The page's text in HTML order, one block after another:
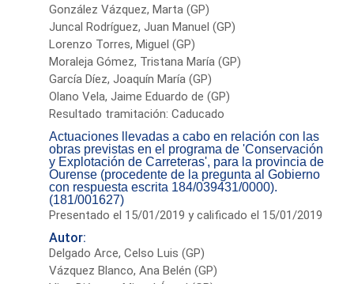
González Vázquez, Marta (GP)
Juncal Rodríguez, Juan Manuel (GP)
Lorenzo Torres, Miguel (GP)
Moraleja Gómez, Tristana María (GP)
García Díez, Joaquín María (GP)
Olano Vela, Jaime Eduardo de (GP)
Resultado tramitación: Caducado
Actuaciones llevadas a cabo en relación con las
obras previstas en el programa de 'Conservación
y Explotación de Carreteras', para la provincia de
Ourense (procedente de la pregunta al Gobierno
con respuesta escrita 184/039431/0000).
(181/001627)
Presentado el 15/01/2019 y calificado el 15/01/2019
Autor:
Delgado Arce, Celso Luis (GP)
Vázquez Blanco, Ana Belén (GP)